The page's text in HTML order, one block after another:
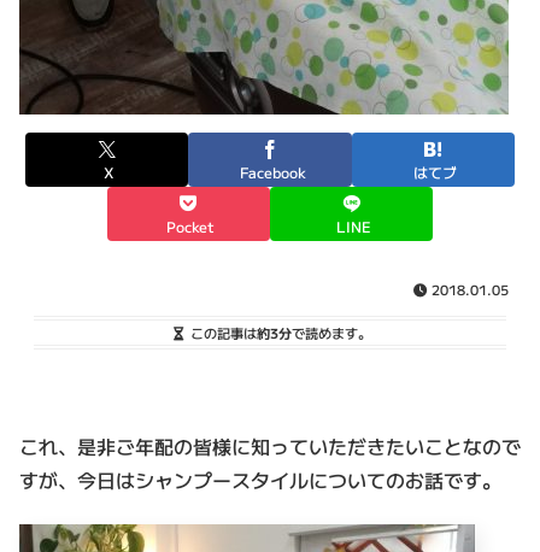
X Facebook はてブ
Pocket LINE
2018.01.05
この記事は約3分で読めます。
これ、是非ご年配の皆様に知っていただきたいことなので
すが、今日はシャンプースタイルについてのお話です。